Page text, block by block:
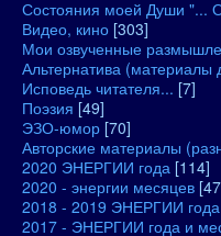
Состояния моей Души
Видео, кино [303]
Мои озвученные
Альтернатива (материалы
Исповедь читателя... [7]
Поэзия [49]
ЭЗО-юмор [70]
Авторские материалы
2020 ЭНЕРГИИ года [114]
2020 - энергии месяцев
2018 - 2019 ЭНЕРГИИ
2017 - ЭНЕРГИИ года и